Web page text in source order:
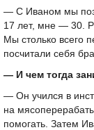
— С Иваном мы
17 лет, мне — 30.
Мы столько всего
посчитали себя
— И чем тогда
— Он учился в
на
помогать. Затем